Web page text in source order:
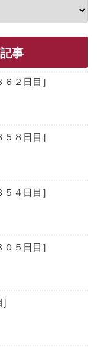
事
２日目］
８日目］
４日目］
５日目］
]